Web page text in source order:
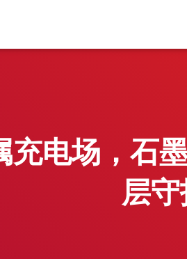
充电场，石
层